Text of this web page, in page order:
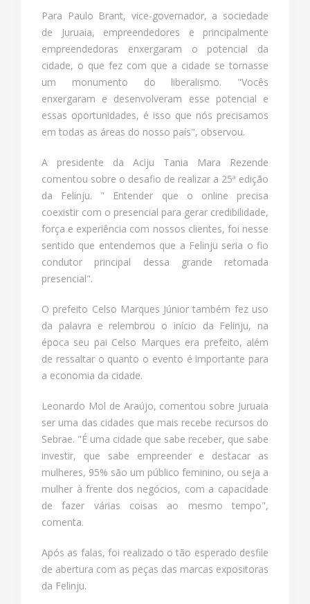
Para Paulo Brant, vice-governador, a sociedade
de Juruaia, empreendedores e principalmente
empreendedoras enxergaram o potencial da
cidade, o que fez com que a cidade se tornasse
um monumento do liberalismo. "Vocês
enxergaram e desenvolveram esse potencial e
essas oportunidades, é isso que nós precisamos
em todas as áreas do nosso país", observou.
A presidente da Aciju Tania Mara Rezende
comentou sobre o desafio de realizar a 25ª edição
da Felinju. " Entender que o online precisa
coexistir com o presencial para gerar credibilidade,
força e experiência com nossos clientes, foi nesse
sentido que entendemos que a Felinju seria o fio
condutor principal dessa grande retomada
presencial".
O prefeito Celso Marques Júnior também fez uso
da palavra e relembrou o início da Felinju, na
época seu pai Celso Marques era prefeito, além
de ressaltar o quanto o evento é importante para
a economia da cidade.
Leonardo Mol de Araújo, comentou sobre Juruaia
ser uma das cidades que mais recebe recursos do
Sebrae. "É uma cidade que sabe receber, que sabe
investir, que sabe empreender e destacar as
mulheres, 95% são um público feminino, ou seja a
mulher à frente dos negócios, com a capacidade
de fazer várias coisas ao mesmo tempo",
comenta.
Após as falas, foi realizado o tão esperado desfile
de abertura com as peças das marcas expositoras
da Felinju.